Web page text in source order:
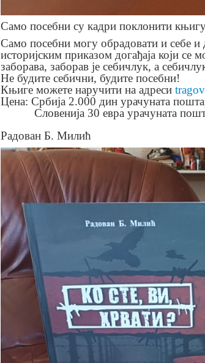
Само посебни су кадри поклонити књигу
Само посебни могу обрадовати и себе и
историјским приказом догађаја који се
заборава, заборав је себичлук, а
Не будите себични, будите посебни!
Књиге можете наручити на адреси
Цена: Србија 2.000 дин урачуната
Словенија 30 евра урачуната
Радован Б. Милић